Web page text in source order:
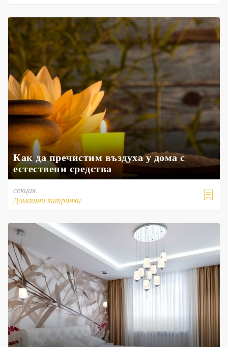
Как да пречистим въздуха у дома с
естествени средства

секция
Домашни хитринки